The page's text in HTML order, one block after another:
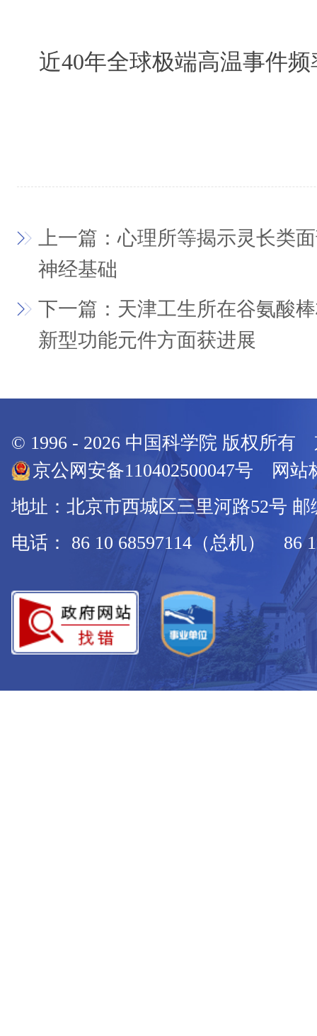
近40年全球极端高温事件
上一篇：心理所等揭示灵长类
神经基础
下一篇：天津工生所在谷氨酸
新型功能元件方面获进展
© 1996 - 2026 中国科学院 版权所有
京公网安备110402500047号 网站
地址：北京市西城区三里河路52号 邮
电话： 86 10 68597114（总机） 86